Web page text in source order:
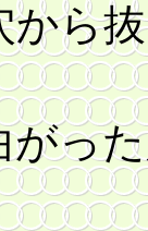
ら
っ